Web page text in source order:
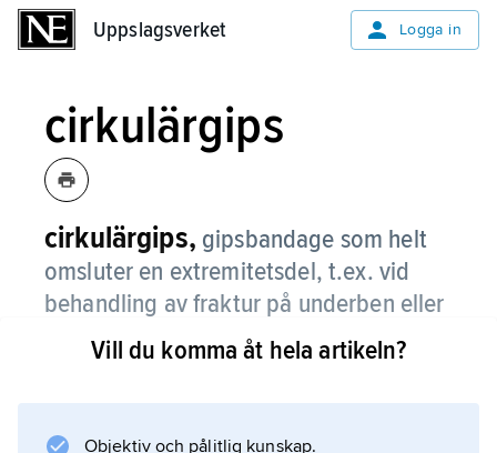
Uppslagsverket Logga in
cirkulärgips
cirkulärgips, gipsbandage som helt
omsluter en extremitetsdel, t.ex. vid
behandling av fraktur på underben eller
Vill du komma åt hela artikeln?
Objektiv och pålitlig kunskap.